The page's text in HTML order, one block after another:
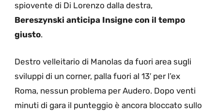
spiovente di Di Lorenzo dalla destra,
Bereszynski anticipa Insigne con il tempo
giusto.
Destro velleitario di Manolas da fuori area sugli
sviluppi di un corner, palla fuori al 13′ per l’ex
Roma, nessun problema per Audero. Dopo venti
minuti di gara il punteggio è ancora bloccato sullo